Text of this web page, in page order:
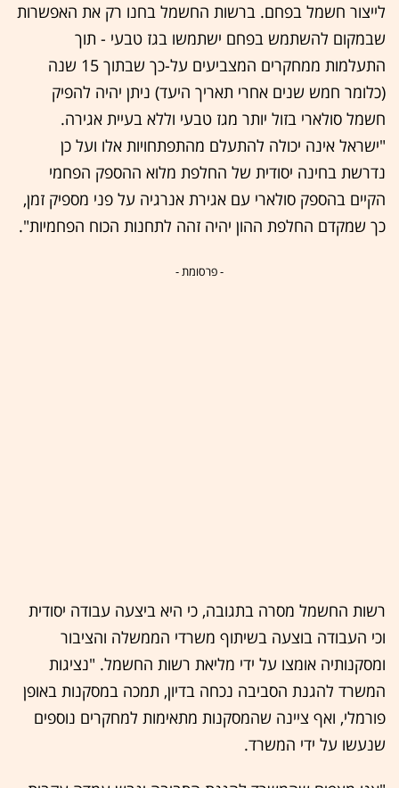
לייצור חשמל בפחם. ברשות החשמל בחנו רק את האפשרות
שבמקום להשתמש בפחם ישתמשו בגז טבעי - תוך
התעלמות ממחקרים המצביעים על-כך שבתוך 15 שנה
(כלומר חמש שנים אחרי תאריך היעד) ניתן יהיה להפיק
חשמל סולארי בזול יותר מגז טבעי וללא בעיית אגירה.
"ישראל אינה יכולה להתעלם מהתפתחויות אלו ועל כן
נדרשת בחינה יסודית של החלפת מלוא ההספק הפחמי
הקיים בהספק סולארי עם אגירת אנרגיה על פני מספיק זמן,
כך שמקדם החלפת ההון יהיה זהה לתחנות הכוח הפחמיות".
- פרסומת -
רשות החשמל מסרה בתגובה, כי היא ביצעה עבודה יסודית
וכי העבודה בוצעה בשיתוף משרדי הממשלה והציבור
ומסקנותיה אומצו על ידי מליאת רשות החשמל. "נציגות
המשרד להגנת הסביבה נכחה בדיון, תמכה במסקנות באופן
פורמלי, ואף ציינה שהמסקנות מתאימות למחקרים נוספים
שנעשו על ידי המשרד.